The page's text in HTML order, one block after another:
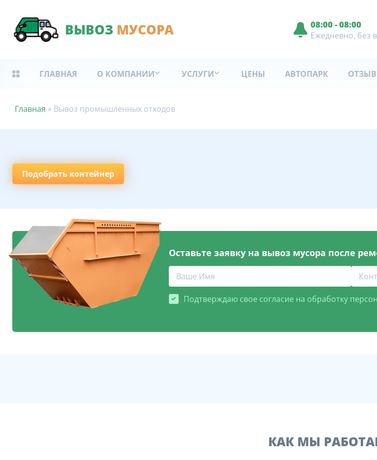
ВЫВОЗ МУСОРА 08:00 - 08:00
Ежедневно, без
ГЛАВНАЯ О КОМПАНИИ УСЛУГИ ЦЕНЫ АВТОПАРК
Главная » Вывоз промышленных отходов
Подобрать контейнер
Оставьте заявку на вывоз мусора после
Подтверждаю свое согласие на обработку
КАК МЫ